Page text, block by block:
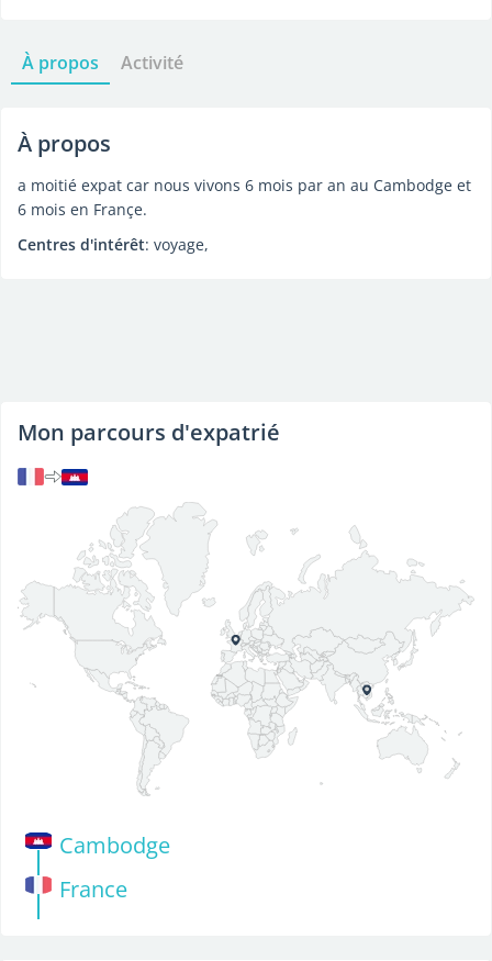
À propos Activité
À propos
a moitié expat car nous vivons 6 mois par an au Cambodge et
6 mois en Françe.
Centres d'intérêt: voyage,
Mon parcours d'expatrié
Cambodge
France